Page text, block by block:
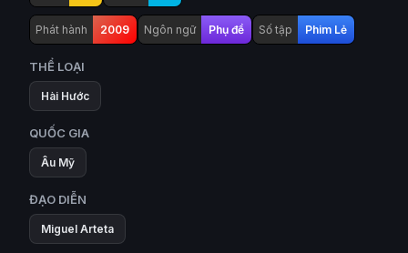
Phát hành 2009 Ngôn ngữ Phụ đề Số tập Phim Lẻ
THỂ LOẠI
Hài Hước
QUỐC GIA
Âu Mỹ
ĐẠO DIỄN
Miguel Arteta